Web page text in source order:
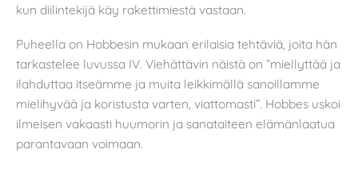
kun diilintekijä käy rakettimiestä vastaan.
Puheella on Hobbesin mukaan erilaisia tehtäviä, joita hän
tarkastelee luvussa IV. Viehättävin näistä on ”miellyttää ja
ilahduttaa itseämme ja muita leikkimällä sanoillamme
mielihyvää ja koristusta varten, viattomasti”. Hobbes uskoi
ilmeisen vakaasti huumorin ja sanataiteen elämänlaatua
parantavaan voimaan.